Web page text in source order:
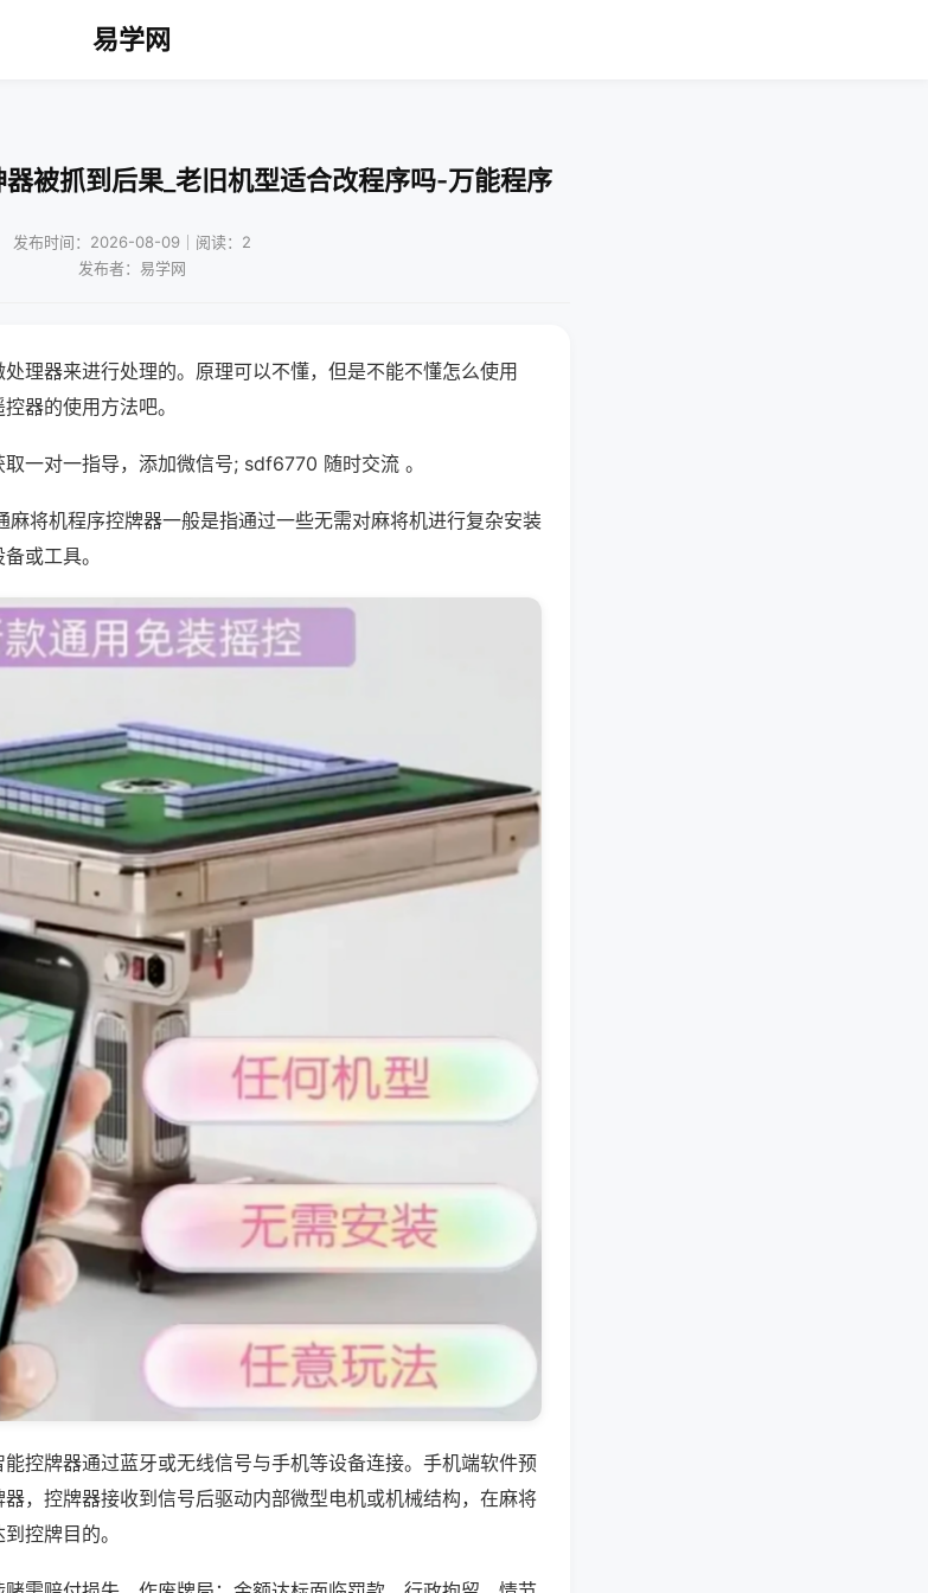
易学网
被抓到后果_老旧机型适合改程序吗-万能程序
发布时间：2026-08-09｜阅读：2
发布者：易学网
理器来进行处理的。原理可以不懂，但是不能不懂怎么使用
器的使用方法吧。
一对一指导，添加微信号; sdf6770 随时交流 。
麻将机程序控牌器一般是指通过一些无需对麻将机进行复杂安装
或工具。
控牌器通过蓝牙或无线信号与手机等设备连接。手机端软件预
，控牌器接收到信号后驱动内部微型电机或机械结构，在麻将
控牌目的。